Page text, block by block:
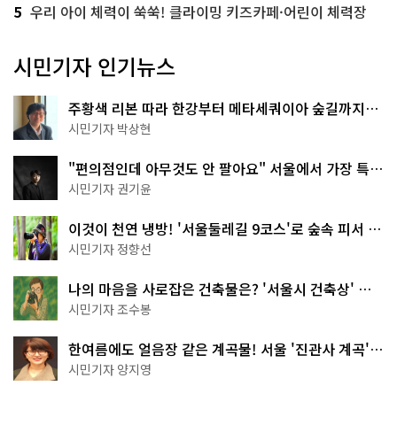
5 우리 아이 체력이 쑥쑥! 클라이밍 키즈카페·어린이 체력장
시민기자 인기뉴스
주황색 리본 따라 한강부터 메타세쿼이아 숲길까지…
서울둘레길 15코스
시민기자 박상현
"편의점인데 아무것도 안 팔아요" 서울에서 가장 특별
한 편의점의 정체
시민기자 권기윤
이것이 천연 냉방! '서울둘레길 9코스'로 숲속 피서 떠
나볼까
시민기자 정향선
나의 마음을 사로잡은 건축물은? '서울시 건축상' 수
상작 공개!
시민기자 조수봉
한여름에도 얼음장 같은 계곡물! 서울 '진관사 계곡'이
천국이네~
시민기자 양지영